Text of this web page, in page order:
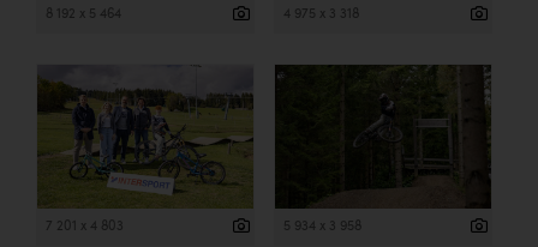
8 192 x 5 464 4 975 x 3 318
7 201 x 4 803 5 934 x 3 958